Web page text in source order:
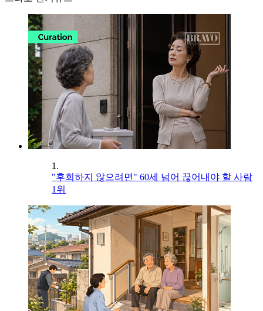
1.
"후회하지 않으려면" 60세 넘어 끊어내야 할 사람
1위